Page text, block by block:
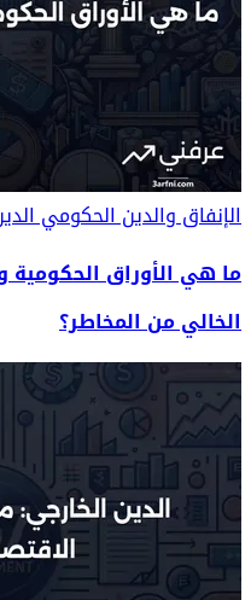
الإنفاق والدين الحكومي
ما هي الأوراق الحكومية
الخالي من المخاطر؟